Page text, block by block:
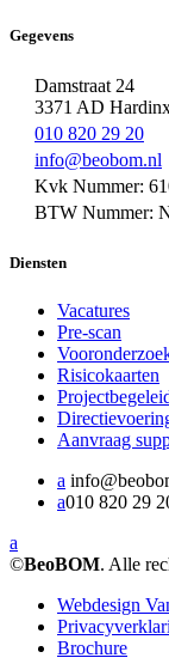
Gegevens
Damstraat 24
3371 AD
010 820 29 20
info@beobom.nl
Kvk Nummer:
BTW Nummer:
Diensten
Vacatures
Pre-scan
Risicokaarten
Aanvraag
a
a010 820 29
a
©BeoBOM. Alle
Webdesign
Brochure